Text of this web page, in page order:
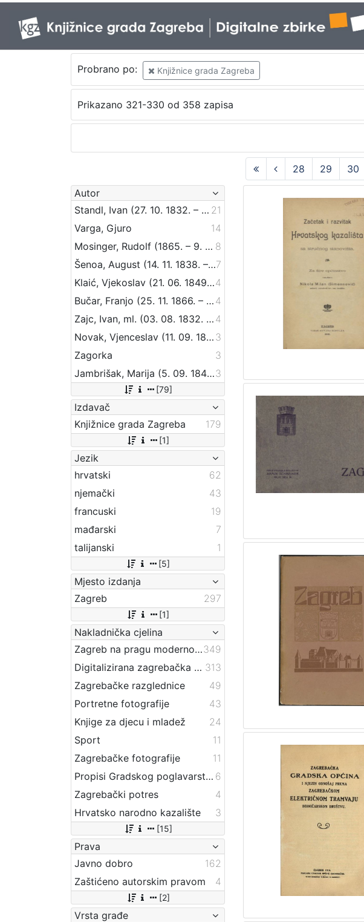
Probrano po: Knjižnice grada Zagreba
Prikazano 321-330 od 358 zapisa
28 29 30
Autor
Standl, Ivan (27. 10. 1832. – 30. 8. 1897.) 21
Varga, Gjuro
14
Mosinger, Rudolf (1865. – 9. 10. 1918.) 8
Šenoa, August (14. 11. 1838. – 13. 12. 1881.)7
Klaić, Vjekoslav (21. 06. 1849. – 01. 07. 1928.)4
Bučar, Franjo (25. 11. 1866. – 26. 12. 1946.) 4
Zajc, Ivan, ml. (03. 08. 1832. – 16. 12. 1914.) 4
Novak, Vjenceslav (11. 09. 1859 – 20. 09. 1905) 3
Zagorka
3
Jambrišak, Marija (5. 09. 1847 – 23. 01. 1937)3
[79]
Izdavač
Knjižnice grada Zagreba
179
[1]
Jezik
hrvatski
62
njemački
43
francuski
19
mađarski
7
talijanski
1
[5]
Mjesto izdanja
Zagreb
297
[1]
Nakladnička cjelina
Zagreb na pragu modernog doba349
Digitalizirana zagrebačka baština 313
Zagrebačke razglednice
49
Portretne fotografije
43
Knjige za djecu i mladež
24
Sport
11
Zagrebačke fotografije
11
Propisi Gradskog poglavarstva 6
Zagrebački potres
4
Hrvatsko narodno kazalište
3
[15]
Prava
Javno dobro
162
Zaštićeno autorskim pravom
4
[2]
Vrsta građe